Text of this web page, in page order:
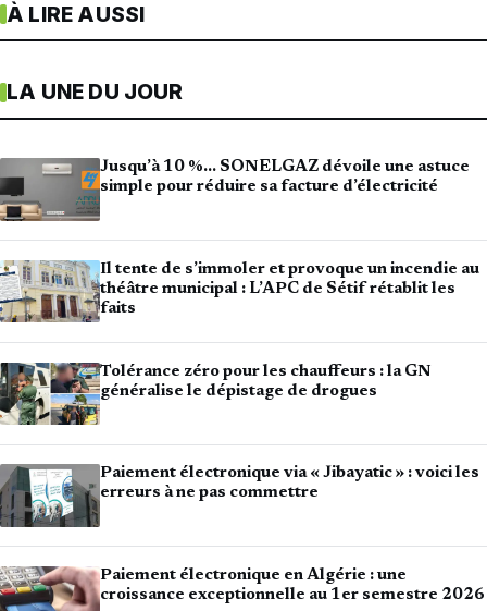
À LIRE AUSSI
LA UNE DU JOUR
Jusqu’à 10 %… SONELGAZ dévoile une astuce
simple pour réduire sa facture d’électricité
Il tente de s’immoler et provoque un incendie au
théâtre municipal : L’APC de Sétif rétablit les
faits
Tolérance zéro pour les chauffeurs : la GN
généralise le dépistage de drogues
Paiement électronique via « Jibayatic » : voici les
erreurs à ne pas commettre
Paiement électronique en Algérie : une
croissance exceptionnelle au 1er semestre 2026